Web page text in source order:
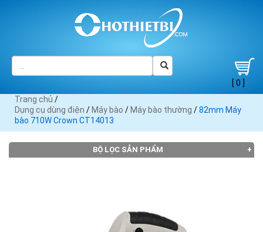
[ 0 ]
Trang chủ /
Dụng cụ dùng điện / Máy bào / Máy bào thường /82mm Máy
bào 710W Crown CT14013
BỘ LỌC SẢN PHẨM
Hitachi
(2)